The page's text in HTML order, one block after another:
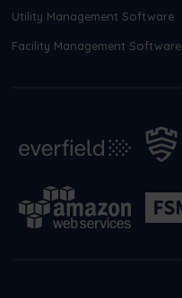
Utility Management Software
Facility Management Software